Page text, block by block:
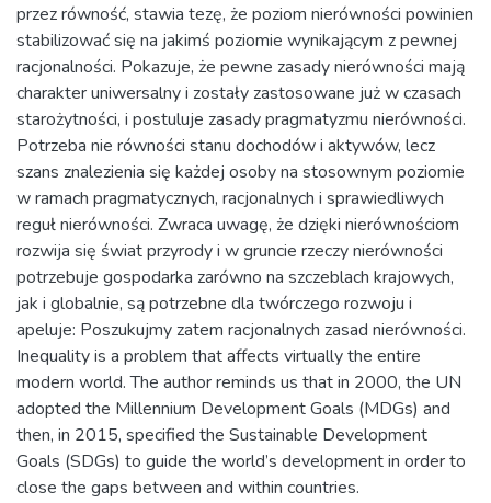
przez równość, stawia tezę, że poziom nierówności powinien
stabilizować się na jakimś poziomie wynikającym z pewnej
racjonalności. Pokazuje, że pewne zasady nierówności mają
charakter uniwersalny i zostały zastosowane już w czasach
starożytności, i postuluje zasady pragmatyzmu nierówności.
Potrzeba nie równości stanu dochodów i aktywów, lecz
szans znalezienia się każdej osoby na stosownym poziomie
w ramach pragmatycznych, racjonalnych i sprawiedliwych
reguł nierówności. Zwraca uwagę, że dzięki nierównościom
rozwija się świat przyrody i w gruncie rzeczy nierówności
potrzebuje gospodarka zarówno na szczeblach krajowych,
jak i globalnie, są potrzebne dla twórczego rozwoju i
apeluje: Poszukujmy zatem racjonalnych zasad nierówności.
Inequality is a problem that affects virtually the entire
modern world. The author reminds us that in 2000, the UN
adopted the Millennium Development Goals (MDGs) and
then, in 2015, specified the Sustainable Development
Goals (SDGs) to guide the world’s development in order to
close the gaps between and within countries.